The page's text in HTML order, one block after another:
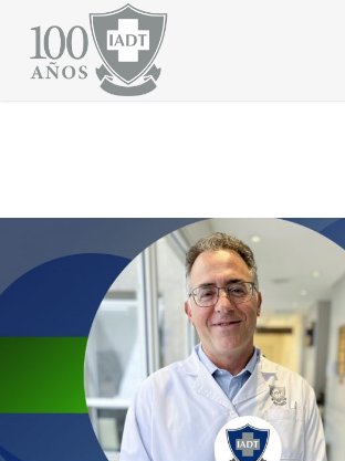
contenido
ARCHIVO DE OCTUBRE 2023